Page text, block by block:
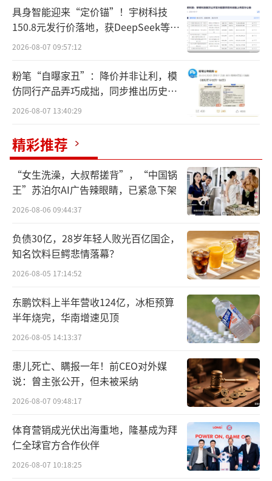
2016年，Aude在大学毕业后不久就入职苹
果担任iOS软件工程师。诉状称，由于Aude负
责电池性能的优化，这使得他可以“接触到数
十个苹果最敏感项目的信息”。
诉状写道，Aude在五年内泄露的机密信息
包括至少6款苹果产品，其中包括，当时尚未公
布的混合现实头显Vision Pro、苹果产品的开
发政策、监管合规战略、各大部门的员工人数
变动等。
根据苹果公司的说法，Aude使用公司发放
的工作iPhone通过加密消息应用“Signal”向
一名《华尔街日报》的记者“Homeboy”发送
了1400多条消息，还向硅谷科技媒体“The Inf
omation”的另一位记者发送了多达10000条短
信，并专程去见面。
具身智能迎来“定价锚”！宇树科技
150.8元发行价落地，获DeepSeek等豪
华战配加持
2026-08-07 09:57:12
粉笔“自曝家丑”：降价并非让利，模
仿同行产品弄巧成拙，同步推出历史学
员退费方案
2026-08-07 13:40:29
精彩推荐
“女生洗澡，大叔帮搓背”，“中国锅
王”苏泊尔AI广告辣眼睛，已紧急下架
2026-08-06 09:44:37
负债30亿，28岁年轻人败光百亿国企，
知名饮料巨鳄悲情落幕？
2026-08-05 17:14:52
东鹏饮料上半年营收124亿，冰柜预算
半年烧完，华南增速见顶
2026-08-05 14:13:37
患儿死亡、瞒报一年！前CEO对外媒
说：曾主张公开，但未被采纳
2026-08-07 09:48:17
体育营销成光伏出海重地，隆基成为拜
仁全球官方合作伙伴
2026-08-07 10:18:25